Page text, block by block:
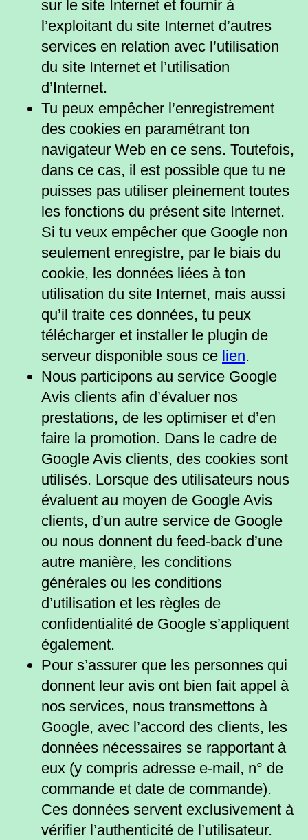
sur le site Internet et fournir à
l’exploitant du site Internet d’autres
services en relation avec l’utilisation
du site Internet et l’utilisation
d’Internet.
Tu peux empêcher l’enregistrement
des cookies en paramétrant ton
navigateur Web en ce sens. Toutefois,
dans ce cas, il est possible que tu ne
puisses pas utiliser pleinement toutes
les fonctions du présent site Internet.
Si tu veux empêcher que Google non
seulement enregistre, par le biais du
cookie, les données liées à ton
utilisation du site Internet, mais aussi
qu’il traite ces données, tu peux
télécharger et installer le plugin de
serveur disponible sous ce lien.
Nous participons au service Google
Avis clients afin d’évaluer nos
prestations, de les optimiser et d’en
faire la promotion. Dans le cadre de
Google Avis clients, des cookies sont
utilisés. Lorsque des utilisateurs nous
évaluent au moyen de Google Avis
clients, d’un autre service de Google
ou nous donnent du feed-back d’une
autre manière, les conditions
générales ou les conditions
d’utilisation et les règles de
confidentialité de Google s’appliquent
également.
Pour s’assurer que les personnes qui
donnent leur avis ont bien fait appel à
nos services, nous transmettons à
Google, avec l’accord des clients, les
données nécessaires se rapportant à
eux (y compris adresse e-mail, n° de
commande et date de commande).
Ces données servent exclusivement à
vérifier l’authenticité de l’utilisateur.